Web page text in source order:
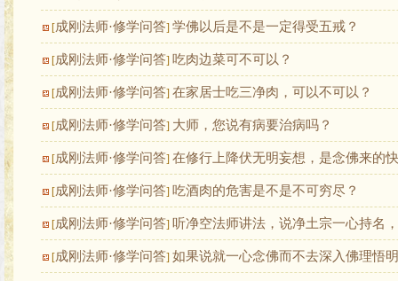
[成刚法师·修学问答] 学佛以后是不是一定得受五戒？
[成刚法师·修学问答] 吃肉边菜可不可以？
[成刚法师·修学问答] 在家居士吃三净肉，可以不可以？
[成刚法师·修学问答] 大师，您说有病要治病吗？
[成刚法师·修学问答] 在修行上降伏无明妄想，是念佛来的
[成刚法师·修学问答] 吃酒肉的危害是不是不可穷尽？
[成刚法师·修学问答] 听净空法师讲法，说净土宗一心持名
[成刚法师·修学问答] 如果说就一心念佛而不去深入佛理悟